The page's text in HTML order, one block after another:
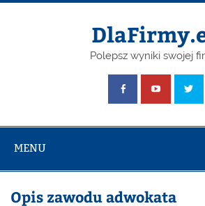
Skip
Polepsz wyniki swojej
MENU
Opis zawodu adwokata